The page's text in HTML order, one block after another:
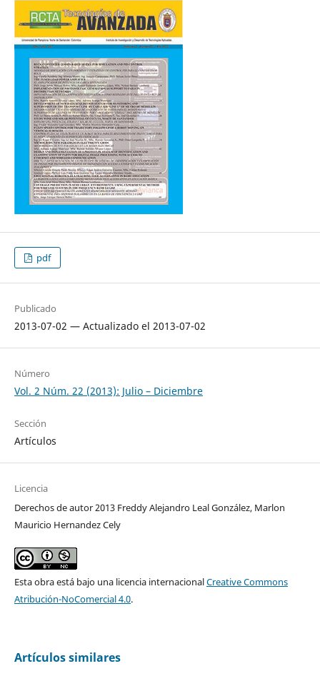
pdf
Publicado
2013-07-02 — Actualizado el 2013-07-02
Número
Vol. 2 Núm. 22 (2013): Julio – Diciembre
Sección
Artículos
Licencia
Derechos de autor 2013 Freddy Alejandro Leal González, Marlon
Mauricio Hernandez Cely
Esta obra está bajo una licencia internacionalCreative Commons
Atribución-NoComercial 4.0.
Artículos similares